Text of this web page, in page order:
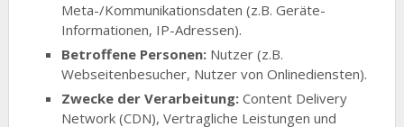
Meta-/Kommunikationsdaten (z.B. Geräte-
Informationen, IP-Adressen).
Betroffene Personen: Nutzer (z.B.
Webseitenbesucher, Nutzer von Onlinediensten).
Zwecke der Verarbeitung: Content Delivery
Network (CDN), Vertragliche Leistungen und